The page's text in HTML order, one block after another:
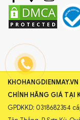
CHÍNH HÃNG GIÁ TẠI
GPDKKD: 0318682354